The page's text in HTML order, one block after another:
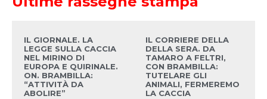
IL GIORNALE. LA
LEGGE SULLA CACCIA
NEL MIRINO DI
EUROPA E QUIRINALE.
ON. BRAMBILLA:
“ATTIVITÀ DA
ABOLIRE”
IL CORRIERE DELLA
DELLA SERA. DA
TAMARO A FELTRI,
CON BRAMBILLA:
TUTELARE GLI
ANIMALI, FERMEREMO
LA CACCIA